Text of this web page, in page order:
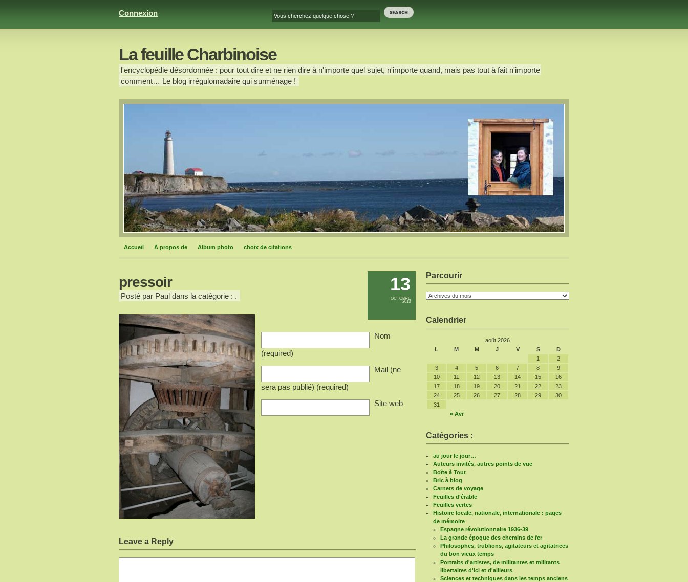
Connexion
La feuille Charbinoise
l'encyclopédie désordonnée : pour tout dire et ne rien dire à n'importe quel sujet, n'importe quand, mais pas tout à fait n'importe
comment… Le blog irrégulomadaire qui surménage !
Accueil A propos de Album photo choix de citations
13
OCTOBRE
2013
pressoir
Posté par Paul dans la catégorie : .
Leave a Reply
Nom
(required)
Mail (ne
sera pas publié) (required)
Site web
Parcourir
Calendrier
août 2026
L
M M J V S D
« Avr
1
2
3
4 5 6 7 8
9
10
11 12 13 14 15
16
17
18 19 20 21 22
23
24
25 26 27 28 29
30
31
Catégories :
au jour le jour…
Auteurs invités, autres points de vue
Boîte à Tout
Bric à blog
Carnets de voyage
Feuilles d'érable
Feuilles vertes
Histoire locale, nationale, internationale : pages
de mémoire
Espagne révolutionnaire 1936-39
La grande époque des chemins de fer
Philosophes, trublions, agitateurs et agitatrices
du bon vieux temps
Portraits d'artistes, de militantes et militants
libertaires d'ici et d'ailleurs
Sciences et techniques dans les temps anciens